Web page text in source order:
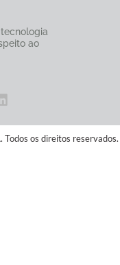
ao
os direitos reservados.